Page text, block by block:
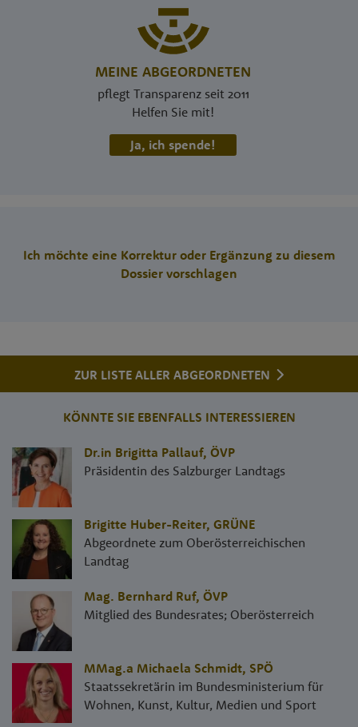
MEINE ABGEORDNETEN
pflegt Transparenz seit 2011
Helfen Sie mit!
Ja, ich spende!
Ich möchte eine Korrektur oder Ergänzung zu diesem
Dossier vorschlagen
ZUR LISTE ALLER ABGEORDNETEN
KÖNNTE SIE EBENFALLS INTERESSIEREN
Dr.in Brigitta Pallauf, ÖVP
Präsidentin des Salzburger Landtags
Brigitte Huber-Reiter, GRÜNE
Abgeordnete zum Oberösterreichischen
Landtag
Mag. Bernhard Ruf, ÖVP
Mitglied des Bundesrates; Oberösterreich
MMag.a Michaela Schmidt, SPÖ
Staatssekretärin im Bundesministerium für
Wohnen, Kunst, Kultur, Medien und Sport